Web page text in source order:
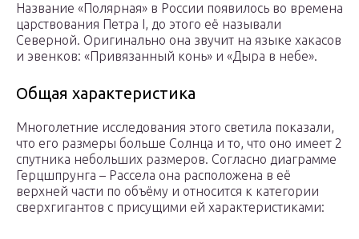
Название «Полярная» в России появилось во времена
царствования Петра I, до этого её называли
Северной. Оригинально она звучит на языке хакасов
и эвенков: «Привязанный конь» и «Дыра в небе».
Общая характеристика
Многолетние исследования этого светила показали,
что его размеры больше Солнца и то, что оно имеет 2
спутника небольших размеров. Согласно диаграмме
Герцшпрунга – Рассела она расположена в её
верхней части по объёму и относится к категории
сверхгигантов с присущими ей характеристиками: